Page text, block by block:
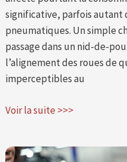
significative, parfois autant
pneumatiques. Un simple
passage dans un nid-de-
l’alignement des roues de
imperceptibles au
Voir la suite >>>
Quelle